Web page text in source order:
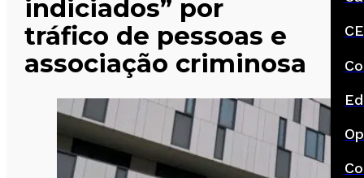
indiciados” por
tráfico de pessoas e
associação criminosa